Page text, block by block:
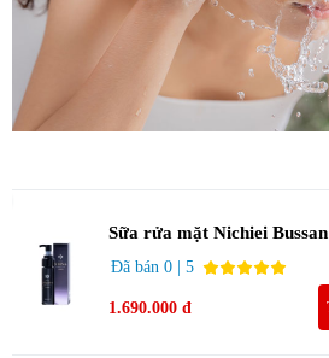
Sữa rửa mặt Nichiei
Soap Luxury 150g
Đã bán 0 | 5
1.690.000 đ